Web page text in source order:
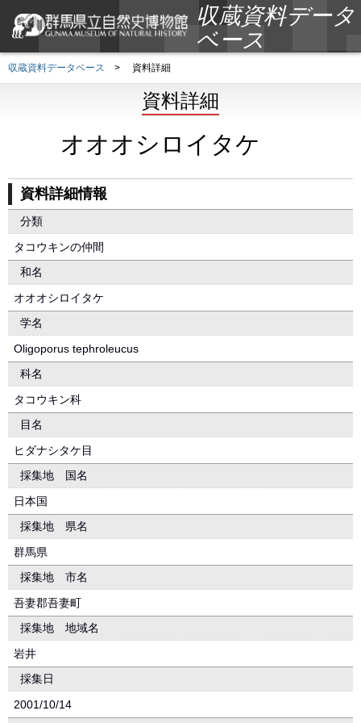
収蔵資料データ
ベース
収蔵資料データベース > 資料詳細
資料詳細
オオオシロイタケ
資料詳細情報
分類
タコウキンの仲間
和名
オオオシロイタケ
学名
Oligoporus tephroleucus
科名
タコウキン科
目名
ヒダナシタケ目
採集地 国名
日本国
採集地 県名
群馬県
採集地 市名
吾妻郡吾妻町
採集地 地域名
岩井
採集日
2001/10/14